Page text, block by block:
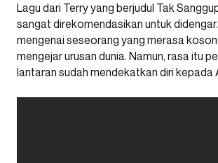
Lagu dari Terry yang berjudul Tak
sangat direkomendasikan untuk
mengenai seseorang yang merasa
mengejar urusan dunia. Namun, rasa itu
lantaran sudah mendekatkan diri kepada